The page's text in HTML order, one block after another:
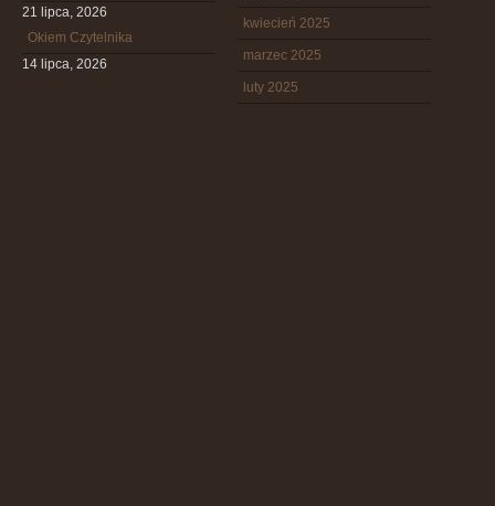
21 lipca, 2026
Okiem Czytelnika
14 lipca, 2026
kwiecień 2025
marzec 2025
luty 2025